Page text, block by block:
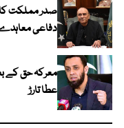
صدر مملکت کا
دفاعی
معرکہ حق کے
عطا تارڑ